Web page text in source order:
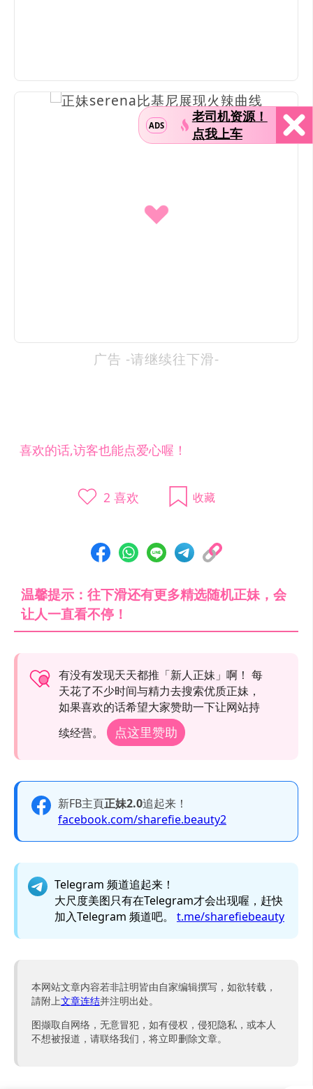
广告 -请继续往下滑-
喜欢的话,访客也能点爱心喔！
2 喜欢 收藏
温馨提示：往下滑还有更多精选随机正妹，会
让人一直看不停！
有没有发现天天都推「新人正妹」啊！ 每
天花了不少时间与精力去搜索优质正妹，
如果喜欢的话希望大家赞助一下让网站持
续经营。
点这里赞助
新FB主頁正妹2.0追起来！
facebook.com/sharefie.beauty2
Telegram 频道追起来！
大尺度美图只有在Telegram才会出现喔，赶快
加入Telegram 频道吧。 t.me/sharefiebeauty
本网站文章内容若非註明皆由自家编辑撰写，如欲转载，
請附上文章连结并注明出处。
图撷取自网络，无意冒犯，如有侵权，侵犯隐私，或本人
不想被报道，请联络我们，将立即删除文章。
ADS
老司机资源！
点我上车